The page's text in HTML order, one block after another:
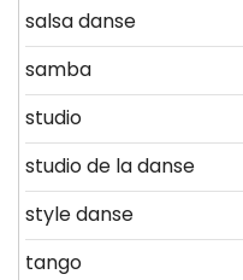
salsa danse
samba
studio
studio de la danse
style danse
tango